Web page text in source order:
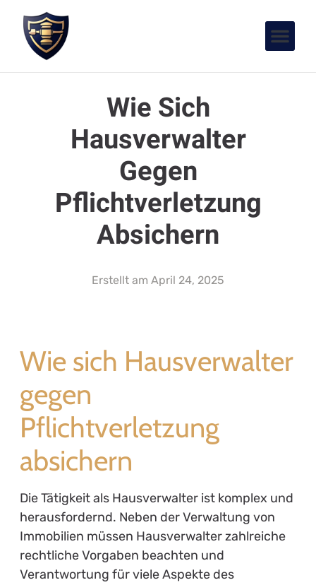
Wie Sich
Hausverwalter
Gegen
Pflichtverletzung
Absichern
Erstellt am April 24, 2025
Wie sich Hausverwalter
gegen
Pflichtverletzung
absichern
Die Tätigkeit als Hausverwalter ist komplex und
herausfordernd. Neben der Verwaltung von
Immobilien müssen Hausverwalter zahlreiche
rechtliche Vorgaben beachten und
Verantwortung für viele Aspekte des